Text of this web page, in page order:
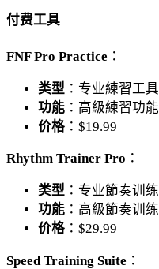
付费工具
FNF Pro Practice ：
类型 ：专业練習工具
功能 ：高級練習功能
价格 ：$19.99
Rhythm Trainer Pro ：
类型 ：专业節奏训练
功能 ：高級節奏训练
价格 ：$29.99
Speed Training Suite ：